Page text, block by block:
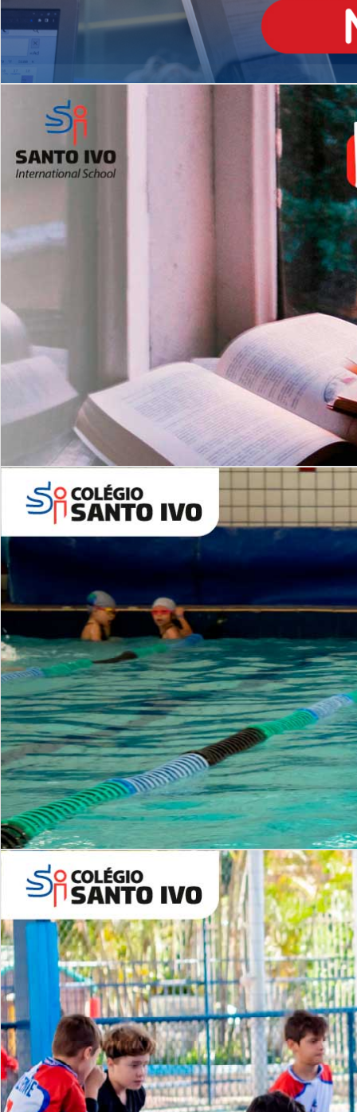
Matrículas Abertas 2026
Leituras Literárias
Período Integral | Saiba mais
2º AO 5º ANO FUNDAMENTAL
es
Com imersão Bilingue - Anos
Finais
6º AO 9º ANO FUNDAMENTAL
Inglês: Turmas Reduzidas
(Proficiência)
ALUNOS NOVOS
Entre em Contato
INSTITUCIONAL
Lista de vídeos
NOSSOCANAL